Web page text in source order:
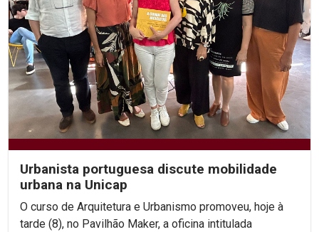
Urbanista portuguesa discute mobilidade
urbana na Unicap
O curso de Arquitetura e Urbanismo promoveu, hoje à
tarde (8), no Pavilhão Maker, a oficina intitulada